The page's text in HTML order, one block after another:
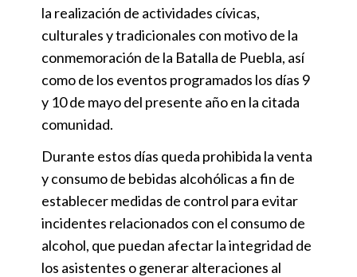
la realización de actividades cívicas,
culturales y tradicionales con motivo de la
conmemoración de la Batalla de Puebla, así
como de los eventos programados los días 9
y 10 de mayo del presente año en la citada
comunidad.
Durante estos días queda prohibida la venta
y consumo de bebidas alcohólicas a fin de
establecer medidas de control para evitar
incidentes relacionados con el consumo de
alcohol, que puedan afectar la integridad de
los asistentes o generar alteraciones al